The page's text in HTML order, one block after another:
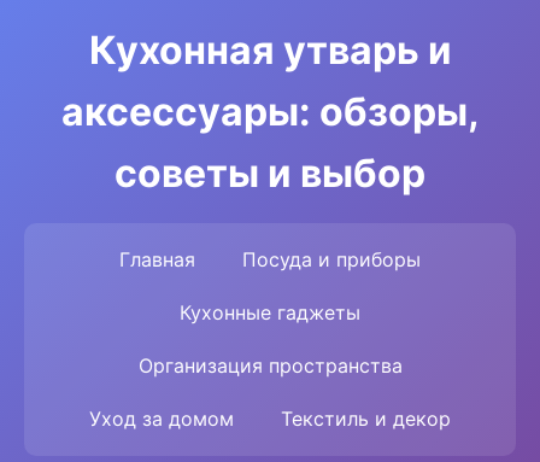
Кухонная утварь и
аксессуары: обзоры,
советы и выбор
Главная Посуда и приборы
Кухонные гаджеты
Организация пространства
Уход за домом Текстиль и декор